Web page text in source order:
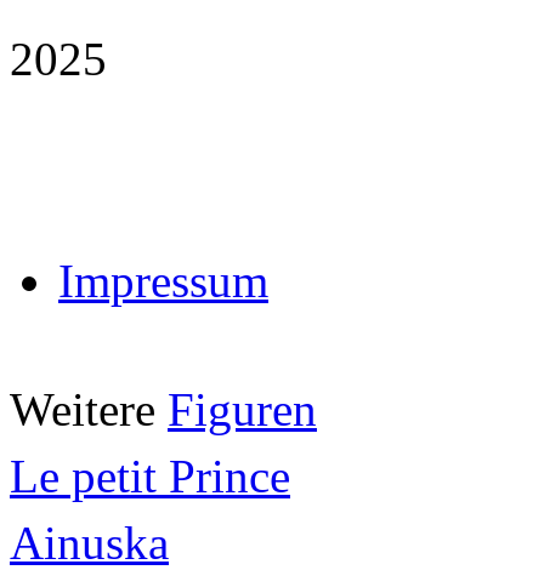
2025
Impressum
Weitere Figuren
Le petit Prince
Ainuska